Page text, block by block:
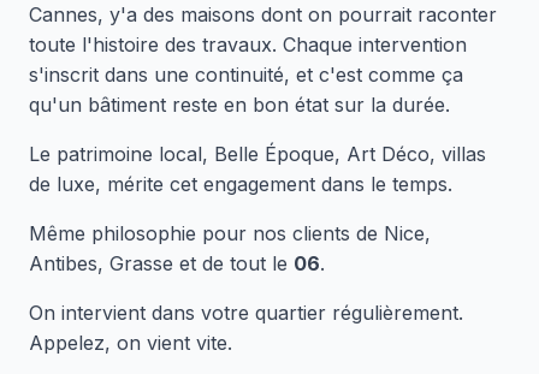
Cannes, y'a des maisons dont on pourrait raconter
toute l'histoire des travaux. Chaque intervention
s'inscrit dans une continuité, et c'est comme ça
qu'un bâtiment reste en bon état sur la durée.
Le patrimoine local, Belle Époque, Art Déco, villas
de luxe, mérite cet engagement dans le temps.
Même philosophie pour nos clients de Nice,
Antibes, Grasse et de tout le 06.
On intervient dans votre quartier régulièrement.
Appelez, on vient vite.